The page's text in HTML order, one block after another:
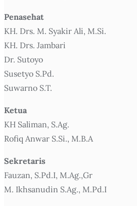
Penasehat
KH. Drs. M. Syakir Ali, M.Si.
KH. Drs. Jambari
Dr. Sutoyo
Susetyo S.Pd.
Suwarno S.T.
Ketua
KH Saliman, S.Ag.
Rofiq Anwar S.Si., M.B.A
Sekretaris
Fauzan, S.Pd.I, M.Ag.,Gr
M. Ikhsanudin S.Ag., M.Pd.I